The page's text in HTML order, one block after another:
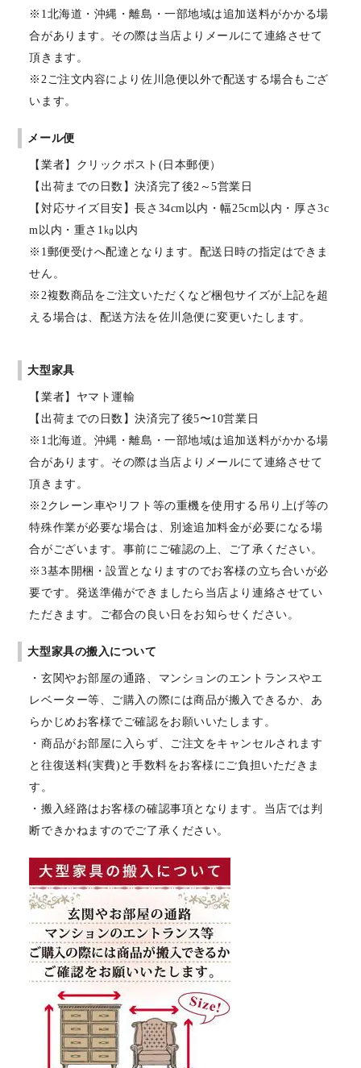
※1北海道・沖縄・離島・一部地域は追加送料がかかる場
合があります。その際は当店よりメールにて連絡させて
頂きます。
※2ご注文内容により佐川急便以外で配送する場合もござ
います。
メール便
【業者】クリックポスト(日本郵便）
【出荷までの日数】決済完了後2～5営業日
【対応サイズ目安】長さ34cm以内・幅25cm以内・厚さ3c
m以内・重さ1㎏以内
※1郵便受けへ配達となります。配送日時の指定はできま
せん。
※2複数商品をご注文いただくなど梱包サイズが上記を超
える場合は、配送方法を佐川急便に変更いたします。
大型家具
【業者】ヤマト運輸
【出荷までの日数】決済完了後5〜10営業日
※1北海道。沖縄・離島・一部地域は追加送料がかかる場
合があります。その際は当店よりメールにて連絡させて
頂きます。
※2クレーン車やリフト等の重機を使用する吊り上げ等の
特殊作業が必要な場合は、別途追加料金が必要になる場
合がございます。事前にご確認の上、ご了承ください。
※3基本開梱・設置となりますのでお客様の立ち合いが必
要です。発送準備ができましたら当店より連絡させてい
ただきます。ご都合の良い日をお知らせください。
大型家具の搬入について
・玄関やお部屋の通路、マンションのエントランスやエ
レベーター等、ご購入の際には商品が搬入できるか、あ
らかじめお客様でご確認をお願いいたします。
・商品がお部屋に入らず、ご注文をキャンセルされます
と往復送料(実費)と手数料をお客様にご負担いただきま
す。
・搬入経路はお客様の確認事項となります。当店では判
断できかねますのでご了承ください。